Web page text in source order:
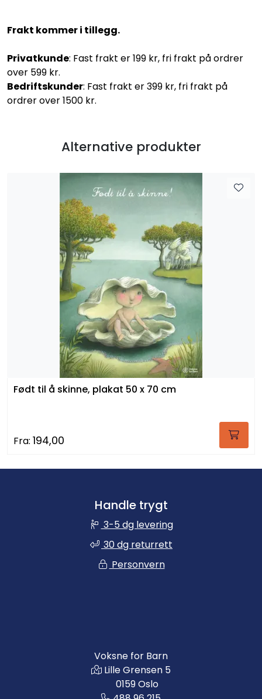
Frakt kommer i tillegg.
Privatkunde: Fast frakt er 199 kr, fri frakt på ordrer
over 599 kr.
Bedriftskunder: Fast frakt er 399 kr, fri frakt på
ordrer over 1500 kr.
Alternative produkter
Født til å skinne, plakat 50 x 70 cm
Fra: 194,00
Voksne for Barn
Lille Grensen 5
0159 Oslo
Handle trygt
3-5 dg levering
30 dg returrett
Personvern